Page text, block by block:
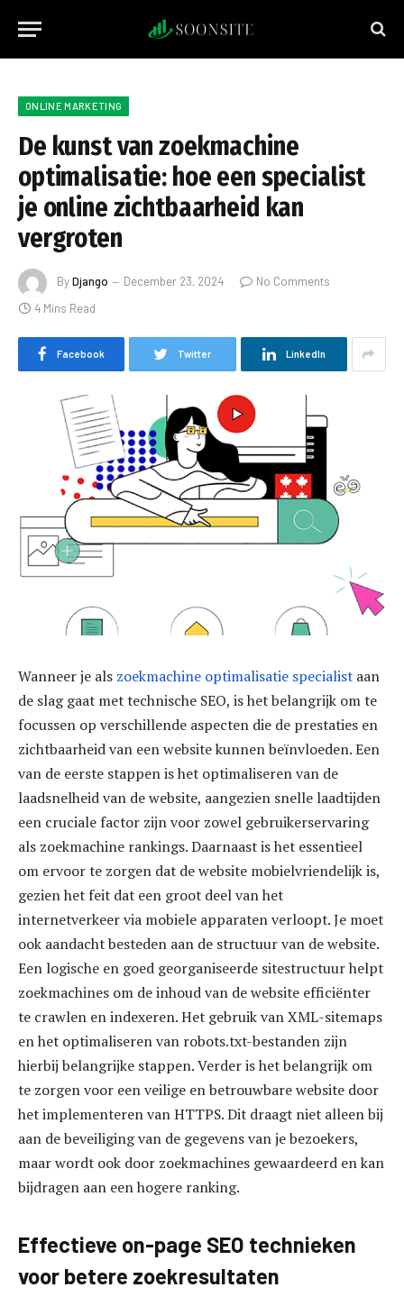
ONLINE MARKETING
De kunst van zoekmachine
optimalisatie: hoe een specialist
je online zichtbaarheid kan
vergroten
ByDjango December 23, 2024
No Comments
4 Mins Read
Facebook Twitter LinkedIn
Wanneer je als zoekmachine optimalisatie specialist aan
de slag gaat met technische SEO, is het belangrijk om te
focussen op verschillende aspecten die de prestaties en
zichtbaarheid van een website kunnen beïnvloeden. Een
van de eerste stappen is het optimaliseren van de
laadsnelheid van de website, aangezien snelle laadtijden
een cruciale factor zijn voor zowel gebruikerservaring
als zoekmachine rankings. Daarnaast is het essentieel
om ervoor te zorgen dat de website mobielvriendelijk is,
gezien het feit dat een groot deel van het
internetverkeer via mobiele apparaten verloopt. Je moet
ook aandacht besteden aan de structuur van de website.
Een logische en goed georganiseerde sitestructuur helpt
zoekmachines om de inhoud van de website efficiënter
te crawlen en indexeren. Het gebruik van XML-sitemaps
en het optimaliseren van robots.txt-bestanden zijn
hierbij belangrijke stappen. Verder is het belangrijk om
te zorgen voor een veilige en betrouwbare website door
het implementeren van HTTPS. Dit draagt niet alleen bij
aan de beveiliging van de gegevens van je bezoekers,
maar wordt ook door zoekmachines gewaardeerd en kan
bijdragen aan een hogere ranking.
Effectieve on-page SEO technieken
voor betere zoekresultaten